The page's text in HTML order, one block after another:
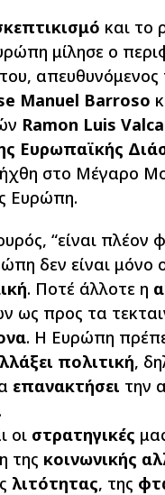
και το
μίλησε ο
Manuel Barroso
Ramon Luis
Ευρωπαϊκής
στο Μέγαρο
Ευρώπη.
“είναι πλέον
δεν είναι μόνο
. Ποτέ άλλοτε η
ως προς τα
. Η Ευρώπη
πολιτική,
επανακτήσει την
οι στρατηγικές
της κοινωνικής
λιτότητας, της